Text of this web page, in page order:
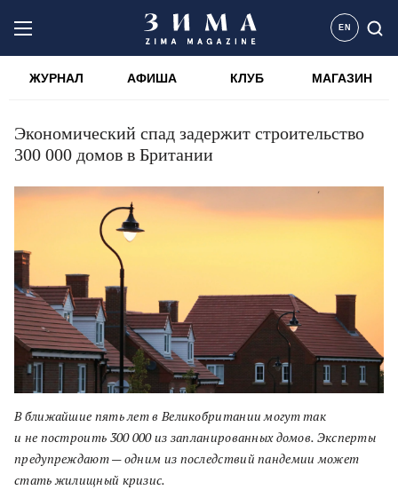
EN
ЖУРНАЛ АФИША КЛУБ МАГАЗИН
Экономический спад задержит строительство
300 000 домов в Британии
В ближайшие пять лет в Великобритании могут так
и не построить 300 000 из запланированных домов. Эксперты
предупреждают — одним из последствий пандемии может
стать жилищный кризис.